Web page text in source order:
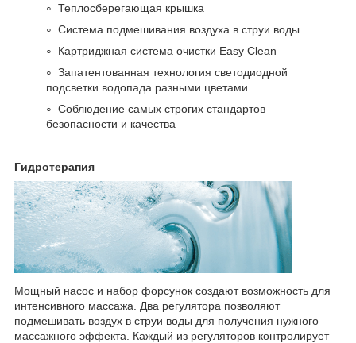
Теплосберегающая крышка
Система подмешивания воздуха в струи воды
Картриджная система очистки Easy Clean
Запатентованная технология светодиодной
подсветки водопада разными цветами
Соблюдение самых строгих стандартов
безопасности и качества
Гидротерапия
Мощный насос и набор форсунок создают возможность для
интенсивного массажа. Два регулятора позволяют
подмешивать воздух в струи воды для получения нужного
массажного эффекта. Каждый из регуляторов контролирует